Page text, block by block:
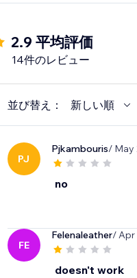
2.9 平均評価
14件のレビュー
並び替え： 新しい順
PJ
Pjkambouris/ May
no
FE
Felenaleather/ Apr
doesn't work